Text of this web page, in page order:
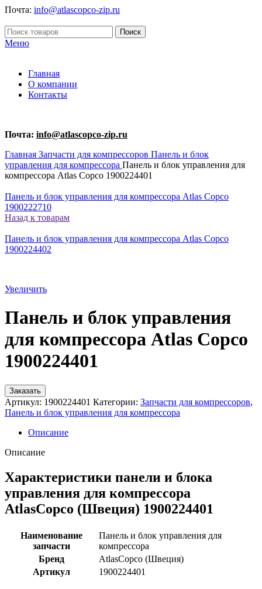
Почта: info@atlascopco-zip.ru
Поиск
Меню
Главная
О компании
Контакты
Почта: info@atlascopco-zip.ru
Главная Запчасти для компрессоров Панель и блок
управления для компрессора Панель и блок управления для
компрессора Atlas Copco 1900224401
Панель и блок управления для компрессора Atlas Copco
1900222710
Назад к товарам
Панель и блок управления для компрессора Atlas Copco
1900224402
Увеличить
Панель и блок управления
для компрессора Atlas Copco
1900224401
Заказать
Артикул: 1900224401 Категории: Запчасти для компрессоров,
Панель и блок управления для компрессора
Описание
Описание
Характеристики панели и блока
управления для компрессора
AtlasCopco (Швеция) 1900224401
Наименование
запчасти
Панель и блок управления для
компрессора
Бренд
AtlasCopco (Швеция)
Артикул
1900224401